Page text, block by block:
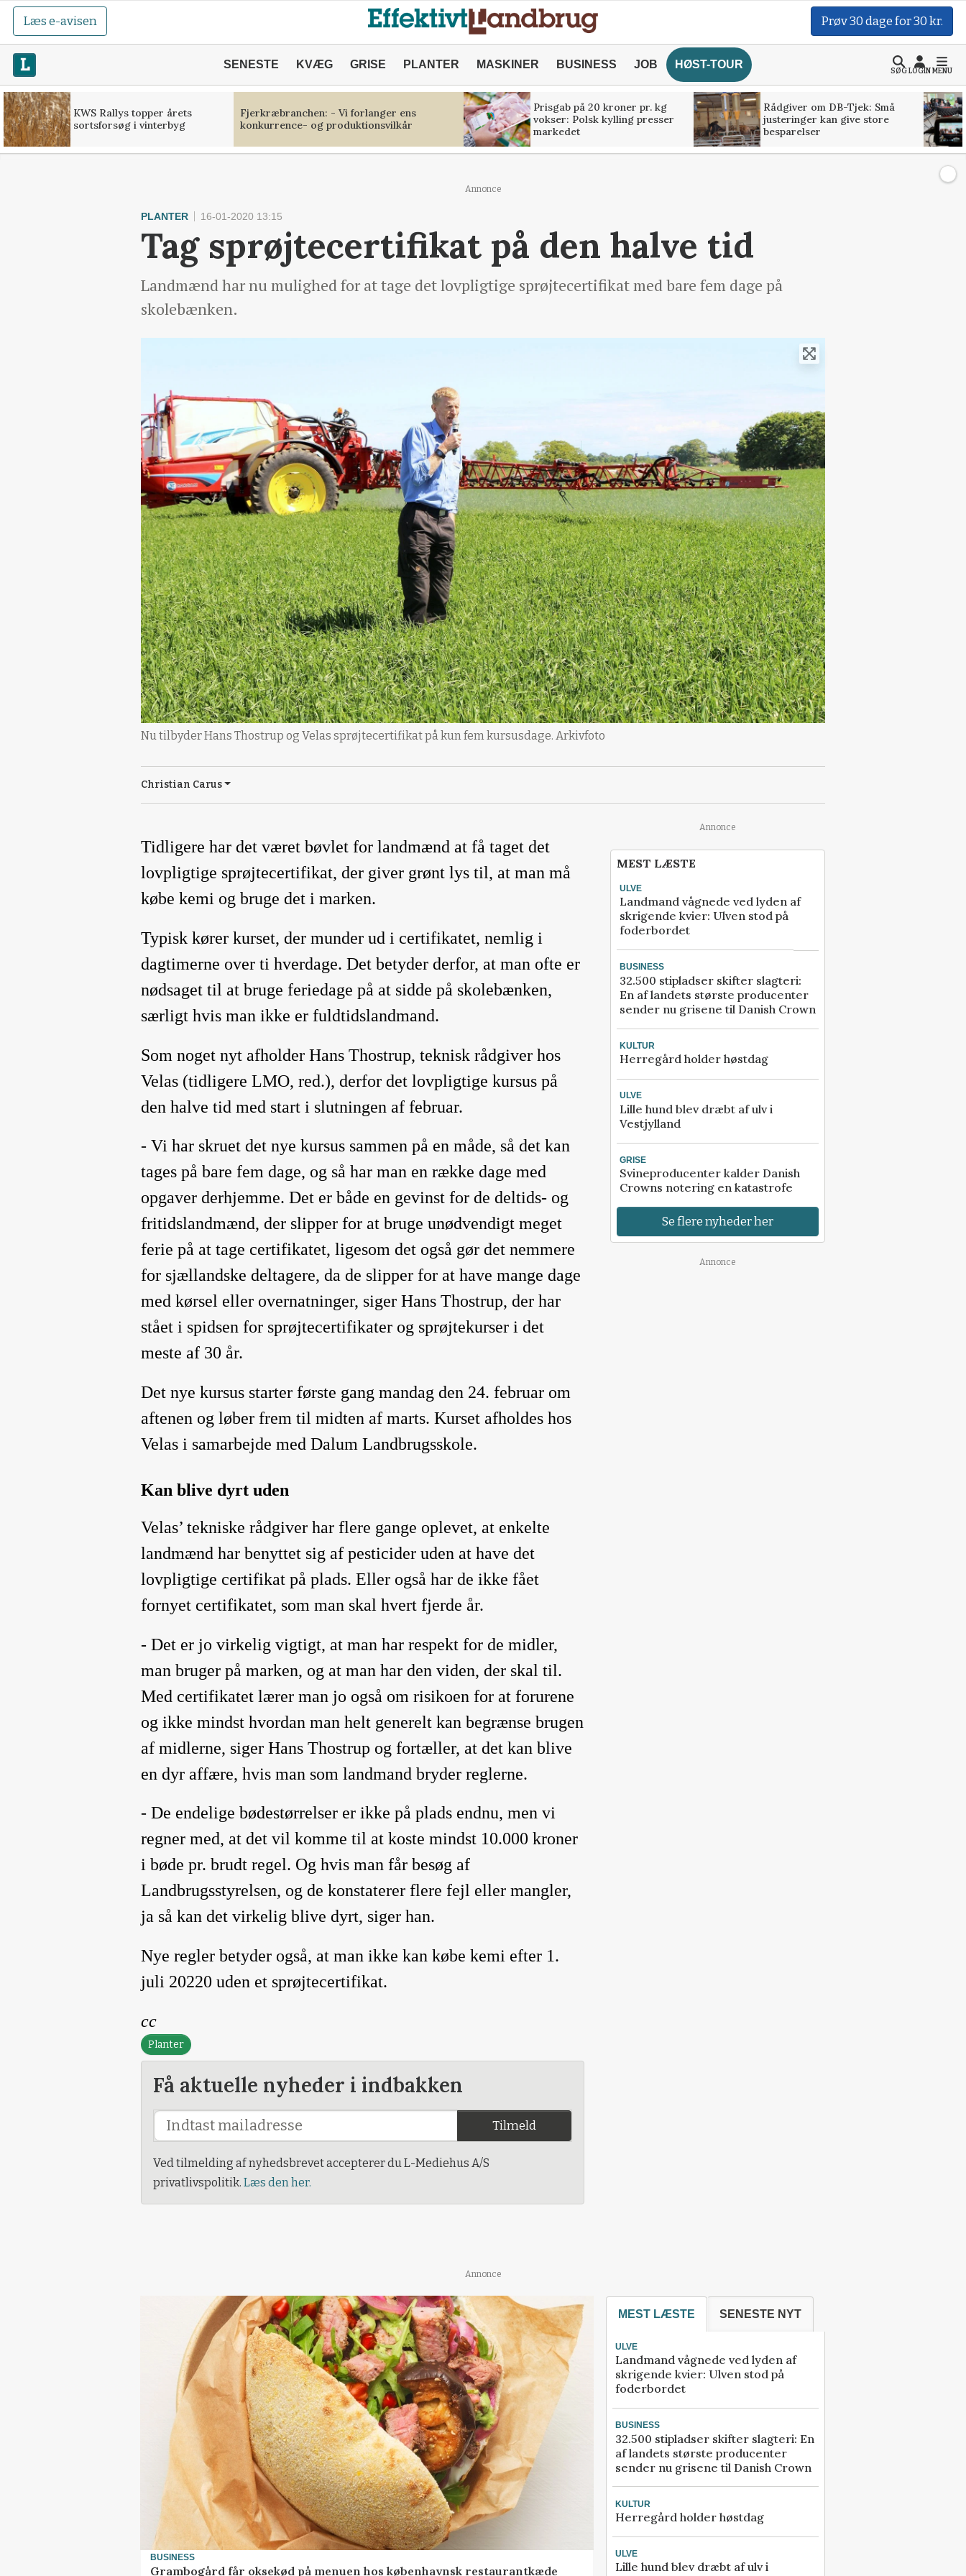
Læs e-avisen Prøv 30 dage for 30 kr.
SENESTE KVÆG GRISE PLANTER MASKINER BUSINESS JOB HØST-TOUR
SØGLOGINMENU
KWS Rallys topper årets
sortsforsøg i vinterbyg
Fjerkræbranchen: - Vi forlanger ens
konkurrence- og produktionsvilkår
Prisgab på 20 kroner pr. kg
vokser: Polsk kylling presser
markedet
Rådgiver om DB-Tjek: Små
justeringer kan give store
besparelser
Annonce
PLANTER 16-01-2020 13:15
Tag sprøjtecertifikat på den halve tid
Landmænd har nu mulighed for at tage det lovpligtige sprøjtecertifikat med bare fem dage på
skolebænken.
Nu tilbyder Hans Thostrup og Velas sprøjtecertifikat på kun fem kursusdage. Arkivfoto
Christian Carus
Tidligere har det været bøvlet for landmænd at få taget det
lovpligtige sprøjtecertifikat, der giver grønt lys til, at man må
købe kemi og bruge det i marken.
Typisk kører kurset, der munder ud i certifikatet, nemlig i
dagtimerne over ti hverdage. Det betyder derfor, at man ofte er
nødsaget til at bruge feriedage på at sidde på skolebænken,
særligt hvis man ikke er fuldtidslandmand.
Som noget nyt afholder Hans Thostrup, teknisk rådgiver hos
Velas (tidligere LMO, red.), derfor det lovpligtige kursus på
den halve tid med start i slutningen af februar.
- Vi har skruet det nye kursus sammen på en måde, så det kan
tages på bare fem dage, og så har man en række dage med
opgaver derhjemme. Det er både en gevinst for de deltids- og
fritidslandmænd, der slipper for at bruge unødvendigt meget
ferie på at tage certifikatet, ligesom det også gør det nemmere
for sjællandske deltagere, da de slipper for at have mange dage
med kørsel eller overnatninger, siger Hans Thostrup, der har
stået i spidsen for sprøjtecertifikater og sprøjtekurser i det
meste af 30 år.
Det nye kursus starter første gang mandag den 24. februar om
aftenen og løber frem til midten af marts. Kurset afholdes hos
Velas i samarbejde med Dalum Landbrugsskole.
Kan blive dyrt uden
Velas’ tekniske rådgiver har flere gange oplevet, at enkelte
landmænd har benyttet sig af pesticider uden at have det
lovpligtige certifikat på plads. Eller også har de ikke fået
fornyet certifikatet, som man skal hvert fjerde år.
- Det er jo virkelig vigtigt, at man har respekt for de midler,
man bruger på marken, og at man har den viden, der skal til.
Med certifikatet lærer man jo også om risikoen for at forurene
og ikke mindst hvordan man helt generelt kan begrænse brugen
af midlerne, siger Hans Thostrup og fortæller, at det kan blive
en dyr affære, hvis man som landmand bryder reglerne.
- De endelige bødestørrelser er ikke på plads endnu, men vi
regner med, at det vil komme til at koste mindst 10.000 kroner
i bøde pr. brudt regel. Og hvis man får besøg af
Landbrugsstyrelsen, og de konstaterer flere fejl eller mangler,
ja så kan det virkelig blive dyrt, siger han.
Nye regler betyder også, at man ikke kan købe kemi efter 1.
juli 20220 uden et sprøjtecertifikat.
cc
Planter
Få aktuelle nyheder i indbakken
Tilmeld
Ved tilmelding af nyhedsbrevet accepterer du L-Mediehus A/S
privatlivspolitik. Læs den her.
Annonce
MEST LÆSTE
ULVE
Landmand vågnede ved lyden af
skrigende kvier: Ulven stod på
foderbordet
BUSINESS
32.500 stipladser skifter slagteri:
En af landets største producenter
sender nu grisene til Danish Crown
KULTUR
Herregård holder høstdag
ULVE
Lille hund blev dræbt af ulv i
Vestjylland
GRISE
Svineproducenter kalder Danish
Crowns notering en katastrofe
Se flere nyheder her
Annonce
Annonce
BUSINESS
Grambogård får oksekød på menuen hos københavnsk restaurantkæde
MEST LÆSTE SENESTE NYT
ULVE
Landmand vågnede ved lyden af
skrigende kvier: Ulven stod på
foderbordet
BUSINESS
32.500 stipladser skifter slagteri: En
af landets største producenter
sender nu grisene til Danish Crown
KULTUR
Herregård holder høstdag
ULVE
Lille hund blev dræbt af ulv i